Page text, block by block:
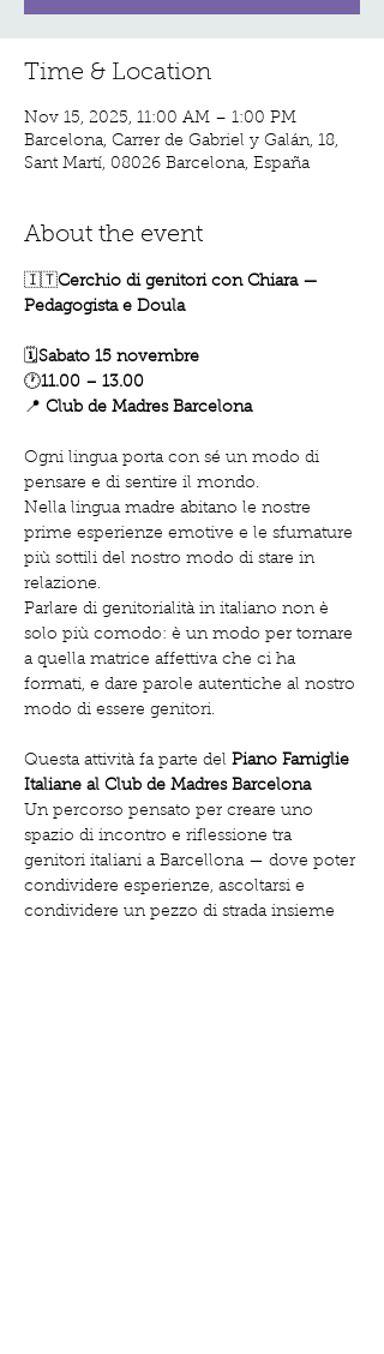
Time & Location
Nov 15, 2025, 11:00 AM – 1:00 PM
Barcelona, Carrer de Gabriel y Galán, 18,
Sant Martí, 08026 Barcelona, España
About the event
🇮🇹Cerchio di genitori con Chiara —
Pedagogista e Doula
🗓️Sabato 15 novembre
🕐11.00 – 13.00
📍 Club de Madres Barcelona
Ogni lingua porta con sé un modo di
pensare e di sentire il mondo.
Nella lingua madre abitano le nostre
prime esperienze emotive e le sfumature
più sottili del nostro modo di stare in
relazione.
Parlare di genitorialità in italiano non è
solo più comodo: è un modo per tornare
a quella matrice affettiva che ci ha
formati, e dare parole autentiche al nostro
modo di essere genitori.
Questa attività fa parte del Piano Famiglie
Italiane al Club de Madres Barcelona
Un percorso pensato per creare uno
spazio di incontro e riflessione tra
genitori italiani a Barcellona — dove poter
condividere esperienze, ascoltarsi e
condividere un pezzo di strada insieme